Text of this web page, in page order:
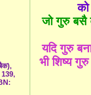
को
जो गुरु बसै
यदि गुरु
भी शिष्य गुरु